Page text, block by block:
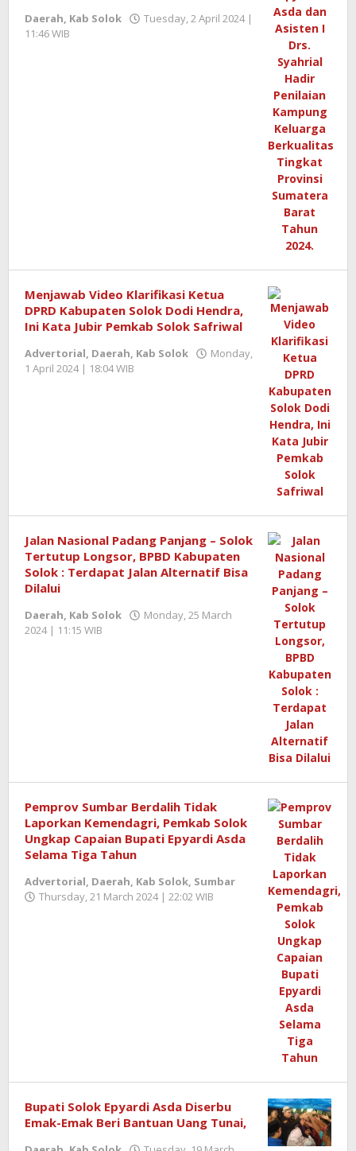
Daerah, Kab Solok
Tuesday, 2 April 2024 |
11:46 WIB
Menjawab Video Klarifikasi Ketua
DPRD Kabupaten Solok Dodi Hendra,
Ini Kata Jubir Pemkab Solok Safriwal
Advertorial, Daerah, Kab Solok
Monday,
1 April 2024 | 18:04 WIB
Jalan Nasional Padang Panjang – Solok
Tertutup Longsor, BPBD Kabupaten
Solok : Terdapat Jalan Alternatif Bisa
Dilalui
Daerah, Kab Solok
Monday, 25 March
2024 | 11:15 WIB
Pemprov Sumbar Berdalih Tidak
Laporkan Kemendagri, Pemkab Solok
Ungkap Capaian Bupati Epyardi Asda
Selama Tiga Tahun
Advertorial, Daerah, Kab Solok, Sumbar
Thursday, 21 March 2024 | 22:02 WIB
Bupati Solok Epyardi Asda Diserbu
Emak-Emak Beri Bantuan Uang Tunai,